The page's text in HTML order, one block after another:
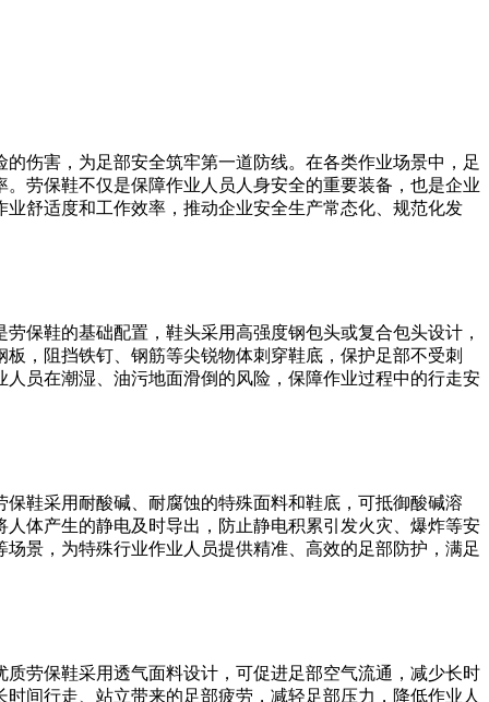
伤害，为足部安全筑牢第一道防线。在各类作业场景中，足
劳保鞋不仅是保障作业人员人身安全的重要装备，也是企业
舒适度和工作效率，推动企业安全生产常态化、规范化发
保鞋的基础配置，鞋头采用高强度钢包头或复合包头设计，
，阻挡铁钉、钢筋等尖锐物体刺穿鞋底，保护足部不受刺
员在潮湿、油污地面滑倒的风险，保障作业过程中的行走安
鞋采用耐酸碱、耐腐蚀的特殊面料和鞋底，可抵御酸碱溶
体产生的静电及时导出，防止静电积累引发火灾、爆炸等安
景，为特殊行业作业人员提供精准、高效的足部防护，满足
劳保鞋采用透气面料设计，可促进足部空气流通，减少长时
间行走、站立带来的足部疲劳，减轻足部压力，降低作业人